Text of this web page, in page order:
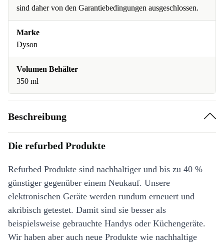
sind daher von den Garantiebedingungen ausgeschlossen.
Marke
Dyson
Volumen Behälter
350 ml
Beschreibung
Die refurbed Produkte
Refurbed Produkte sind nachhaltiger und bis zu 40 %
günstiger gegenüber einem Neukauf. Unsere
elektronischen Geräte werden rundum erneuert und
akribisch getestet. Damit sind sie besser als
beispielsweise gebrauchte Handys oder Küchengeräte.
Wir haben aber auch neue Produkte wie nachhaltige